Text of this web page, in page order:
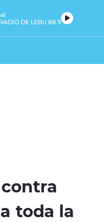
DE LEBU 88.9
toda la